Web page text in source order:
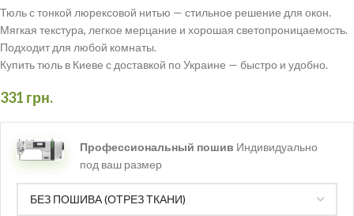
Тюль с тонкой люрексовой нитью — стильное решение для окон.
Мягкая текстура, легкое мерцание и хорошая светопроницаемость.
Подходит для любой комнаты.
Купить тюль в Киеве с доставкой по Украине — быстро и удобно.
331 грн.
Профессиональный пошив Индивидуально
под ваш размер